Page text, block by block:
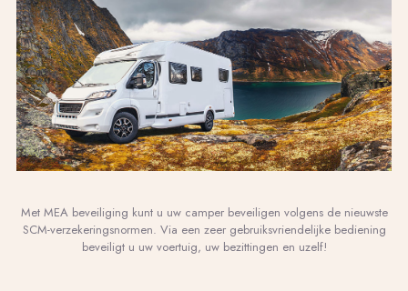
Met MEA beveiliging kunt u uw camper beveiligen volgens de nieuwste
SCM-verzekeringsnormen. Via een zeer gebruiksvriendelijke bediening
beveiligt u uw voertuig, uw bezittingen en uzelf!